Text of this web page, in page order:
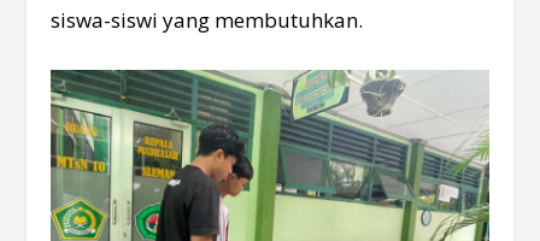
siswa-siswi yang membutuhkan.